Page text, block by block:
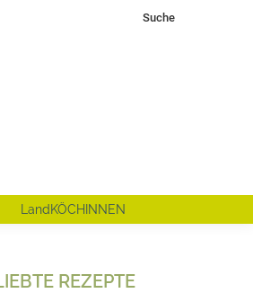
Search:
Suche
LandKÖCHINNEN
REZEPTE